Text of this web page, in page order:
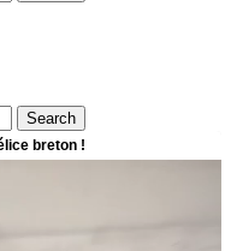
Search